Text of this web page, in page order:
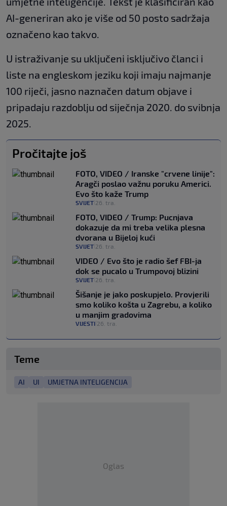
AI-generiran ako je više od 50 posto sadržaja
označeno kao takvo.
U istraživanje su uključeni isključivo članci i
liste na engleskom jeziku koji imaju najmanje
100 riječi, jasno naznačen datum objave i
pripadaju razdoblju od siječnja 2020. do svibnja
2025.
Pročitajte još
FOTO, VIDEO / Iranske "crvene linije":
Aragči poslao važnu poruku Americi.
Evo što kaže Trump
SVIJET 26. tra.
FOTO, VIDEO / Trump: Pucnjava
dokazuje da mi treba velika plesna
dvorana u Bijeloj kući
SVIJET 26. tra.
VIDEO / Evo što je radio šef FBI-ja
dok se pucalo u Trumpovoj blizini
SVIJET 26. tra.
Šišanje je jako poskupjelo. Provjerili
smo koliko košta u Zagrebu, a koliko
u manjim gradovima
VIJESTI 26. tra.
Teme
AI UI UMJETNA INTELIGENCIJA
Oglas